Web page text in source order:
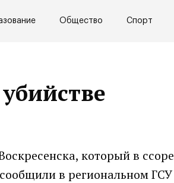
Общество Спорт
который в ссоре
в региональном ГСУ